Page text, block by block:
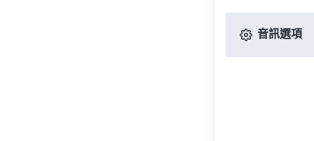
音訊選項